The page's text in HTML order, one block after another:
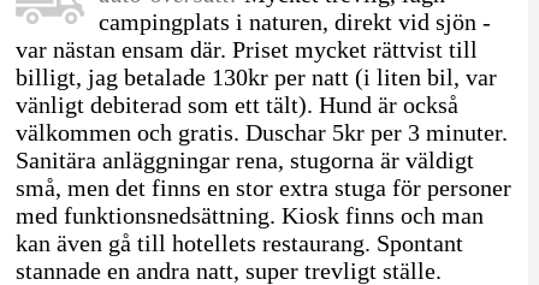
campingplats i naturen, direkt vid sjön -
var nästan ensam där. Priset mycket rättvist till
billigt, jag betalade 130kr per natt (i liten bil, var
vänligt debiterad som ett tält). Hund är också
välkommen och gratis. Duschar 5kr per 3 minuter.
Sanitära anläggningar rena, stugorna är väldigt
små, men det finns en stor extra stuga för personer
med funktionsnedsättning. Kiosk finns och man
kan även gå till hotellets restaurang. Spontant
stannade en andra natt, super trevligt ställe.